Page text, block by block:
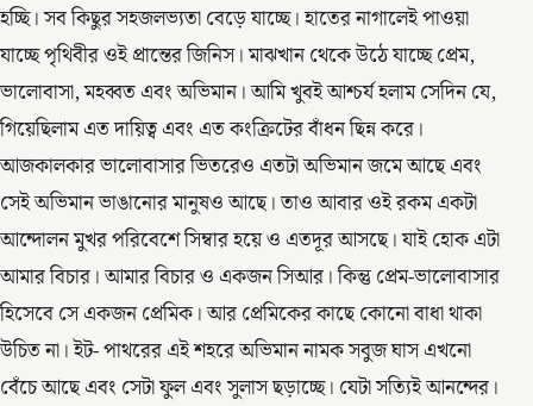
হচ্ছি। সব কিছুর সহজলভ্যতা বেড়ে যাচ্ছে। হাতের নাগালেই পাওয়া
যাচ্ছে পৃথিবীর ওই প্রান্তের জিনিস। মাঝখান থেকে উঠে যাচ্ছে প্রেম,
ভালোবাসা, মহব্বত এবং অভিমান। আমি খুবই আশ্চর্য হলাম সেদিন যে,
গিয়েছিলাম এত দায়িত্ব এবং এত কংক্রিটের বাঁধন ছিন্ন করে।
আজকালকার ভালোবাসার ভিতরেও এতটা অভিমান জমে আছে এবং
সেই অভিমান ভাঙানোর মানুষও আছে। তাও আবার ওই রকম একটা
আন্দোলন মুখর পরিবেশে সিম্বার হয়ে ও এতদূর আসছে। যাই হোক এটা
আমার বিচার। আমার বিচার ও একজন সিআর। কিন্তু প্রেম-ভালোবাসার
হিসেবে সে একজন প্রেমিক। আর প্রেমিকের কাছে কোনো বাধা থাকা
উচিত না। ইট- পাথরের এই শহরে অভিমান নামক সবুজ ঘাস এখনো
বেঁচে আছে এবং সেটা ফুল এবং সুলাস ছড়াচ্ছে। যেটা সত্যিই আনন্দের।